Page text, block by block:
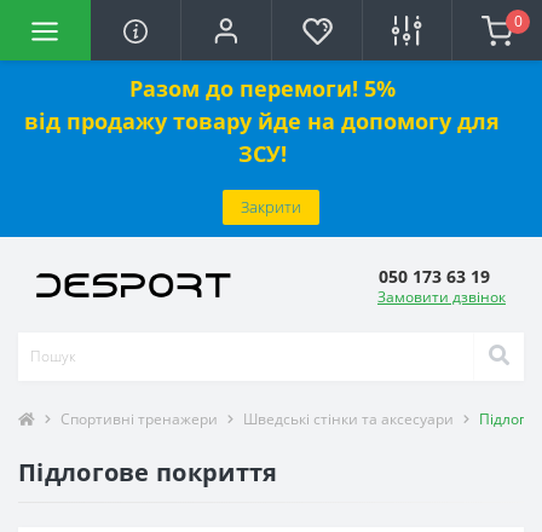
Разом до перемоги! 5%
від продажу товару йде на допомогу для
ЗСУ!
Закрити
0
050 173 63 19
Замовити дзвінок
Спортивні тренажери Шведські стінки та аксесуари
Підлогове покриття